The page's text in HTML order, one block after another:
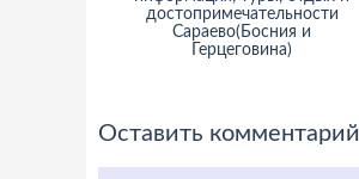
достопримечательности
Сараево(Босния и
Герцеговина)
Оставить комментарий